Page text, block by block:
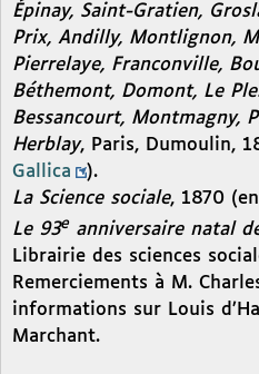
Épinay, Saint-Gratien,
Prix, Andilly, Montlignon,
Pierrelaye, Franconville,
Béthemont, Domont, Le
Bessancourt, Montmagny,
Herblay, Paris, Dumoulin,
Gallica
).
La Science sociale, 1870
Le 93e anniversaire natal
Librairie des sciences
Remerciements à M.
informations sur Louis
Marchant.